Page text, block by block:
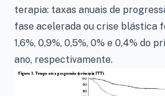
terapia: taxas anuais de
fase acelerada ou crise blástica
1,6%, 0,9%, 0,5%, 0% e 0,4% do
ano, respectivamente.